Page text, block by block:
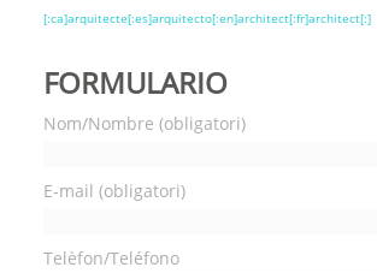
[:ca]arquitecte[:es]arquitecto[:en]architect[:fr]architect[:]
FORMULARIO
Nom/Nombre (obligatori)
E-mail (obligatori)
Telèfon/Teléfono